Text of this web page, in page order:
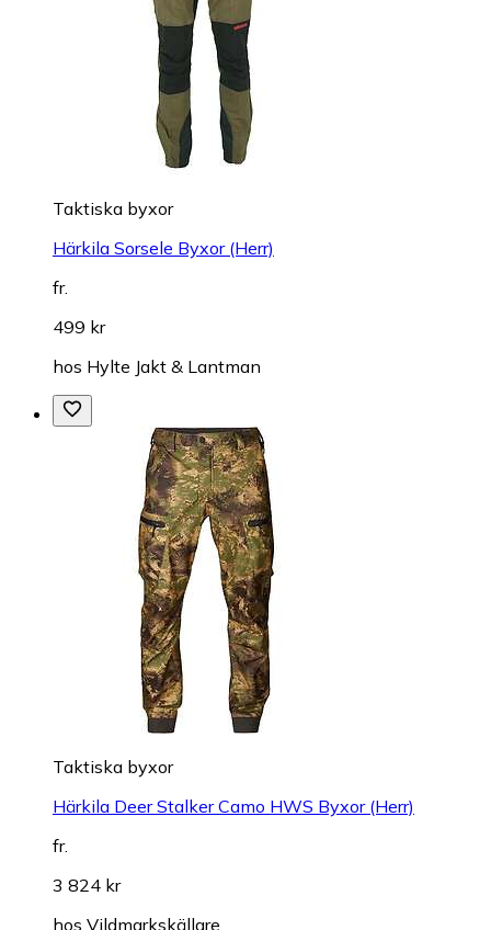
Taktiska byxor
Härkila Sorsele Byxor (Herr)
fr.
499 kr
hos Hylte Jakt & Lantman
Taktiska byxor
Härkila Deer Stalker Camo HWS Byxor (Herr)
fr.
3 824 kr
hos Vildmarkskällare